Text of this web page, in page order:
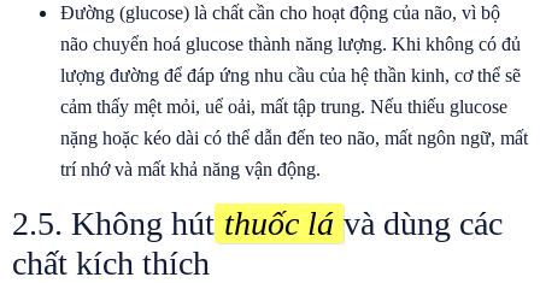
Đường (glucose) là chất cần cho hoạt động của não, vì bộ
não chuyển hoá glucose thành năng lượng. Khi không có đủ
lượng đường để đáp ứng nhu cầu của hệ thần kinh, cơ thể sẽ
cảm thấy mệt mỏi, uể oải, mất tập trung. Nếu thiếu glucose
nặng hoặc kéo dài có thể dẫn đến teo não, mất ngôn ngữ, mất
trí nhớ và mất khả năng vận động.
2.5. Không hút thuốc lá và dùng các
chất kích thích